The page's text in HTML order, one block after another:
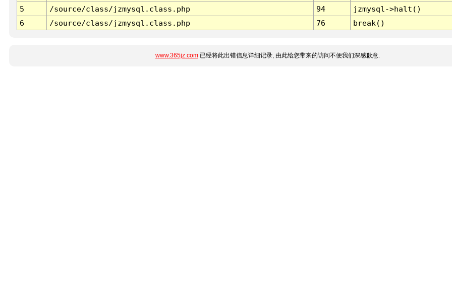
5
/source/class/jzmysql.class.php 94
jzmysql->halt()
6
/source/class/jzmysql.class.php 76 break()
www.365jz.com已经将此出错信息详细记录, 由此给您带来的访问不便我们深感歉意.